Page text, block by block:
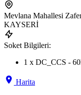
Mevlana Mahallesi
KAYSERİ
Soket Bilgileri:
1 x DC_CCS -
Harita